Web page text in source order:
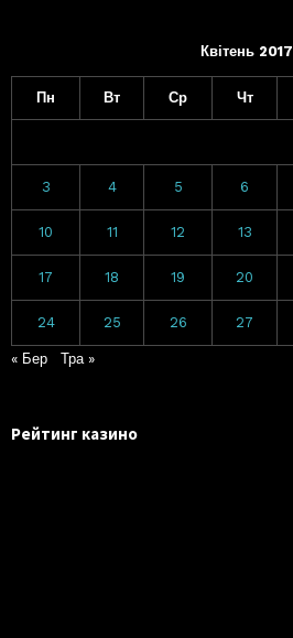
Квітень 2017
Пн Вт Ср Чт
3 4 5 6
10 11 12 13
17 18 19 20
24 25 26 27
« Бер Тра »
Рейтинг казино